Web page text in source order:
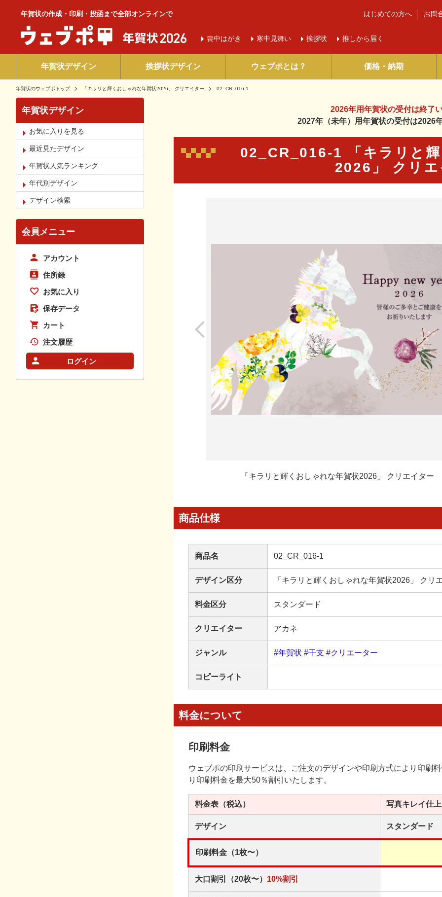
年賀状の作成・印刷・投函まで全部オンラインで
喪中はがき 寒中 見舞い 挨拶状 推しから届く
はじめての方へ お問
年賀状デザイン 挨拶状デザイン ウェブポとは？ 価格・納期
年賀状のウェブポトップ 「キラリと輝くおしゃれな年賀状2026」 クリエイター 02_CR_016-1
2026年用年賀状の受付は終了
2027年（未年）用年賀状の受付は2026
02_CR_016-1 「キラリと
2026」 クリ
「キラリと輝くおしゃれな年賀状2026」 クリエイター
商品仕様
商品名 02_CR_016-1
デザイン区分 「キラリと輝くおしゃれな年賀状2026」 クリ
料金区分 スタンダード
クリエイター アカネ
ジャンル #年賀状 #干支 #クリエーター
コピーライト
料金について
印刷料金
ウェブポの印刷サービスは、ご注文のデザインや印刷方式により印刷
り印刷料金を最大50％割引いたします。
料金表 （税込） 写真キレイ仕
デザイン スタンダード
印刷料金（1枚〜）
大口割引（20枚〜） 10%割引
年賀状デザイン
お気に入りを見る
最近見たデザイン
年賀状人気ランキング
年代別デザイン
デザイン検索
会員メニュー
アカウント
住所録
お気に入り
保存データ
カート
注文履歴
ログイン